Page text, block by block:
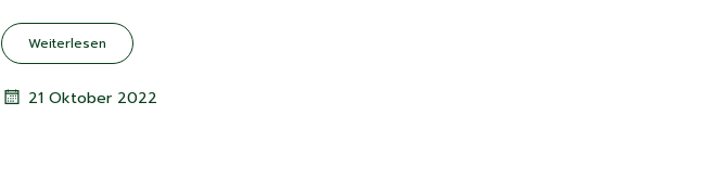
Weiterlesen
21 Oktober 2022